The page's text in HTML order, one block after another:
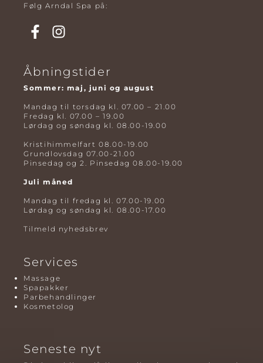
Følg Arndal Spa på:
Åbningstider
Sommer: maj, juni og august
Mandag til torsdag kl. 07.00 – 21.00
Fredag kl. 07.00 – 19.00
Lørdag og søndag kl. 08.00-19.00
Kristihimmelfart 08.00-19.00
Grundlovsdag 07.00-21.00
Pinsedag og 2. Pinsedag 08.00-19.00
Juli måned
Mandag til fredag kl. 07.00-19.00
Lørdag og søndag kl. 08.00-17.00
Tilmeld nyhedsbrev
Services
Massage
Spapakker
Parbehandlinger
Kosmetolog
Seneste nyt